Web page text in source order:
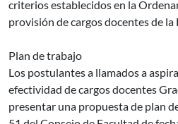
criterios establecidos en la
provisión de cargos docentes de
Plan de trabajo
Los postulantes a llamados a
efectividad de cargos docentes
presentar una propuesta de plan